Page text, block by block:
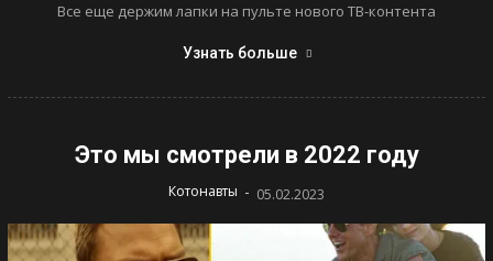
Все еще держим лапки на пульте нового ТВ-контента
Узнать больше
Это мы смотрели в 2022 году
Котонавты - 05.02.2023